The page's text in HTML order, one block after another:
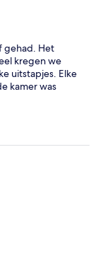
gehad. Het
kregen we
uitstapjes. Elke
kamer was